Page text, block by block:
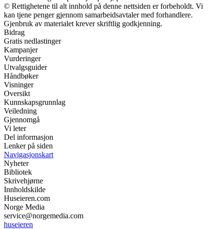
© Rettighetene til alt innhold på denne nettsiden er forbeholdt. Vi
kan tjene penger gjennom samarbeidsavtaler med forhandlere.
Gjenbruk av materialet krever skriftlig godkjenning.
Bidrag
Gratis nedlastinger
Kampanjer
Vurderinger
Utvalgsguider
Håndbøker
Visninger
Oversikt
Kunnskapsgrunnlag
Veiledning
Gjennomgå
Vi leter
Del informasjon
Lenker på siden
Navigasjonskart
Nyheter
Bibliotek
Skrivehjørne
Innholdskilde
Huseieren.com
Norge Media
service@norgemedia.com
huseieren